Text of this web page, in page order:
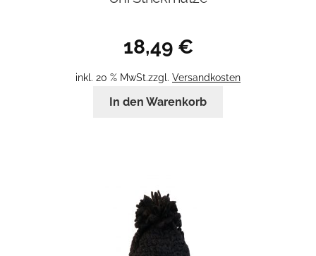
18,49 €
inkl. 20 % MwSt.zzgl. Versandkosten
In den Warenkorb